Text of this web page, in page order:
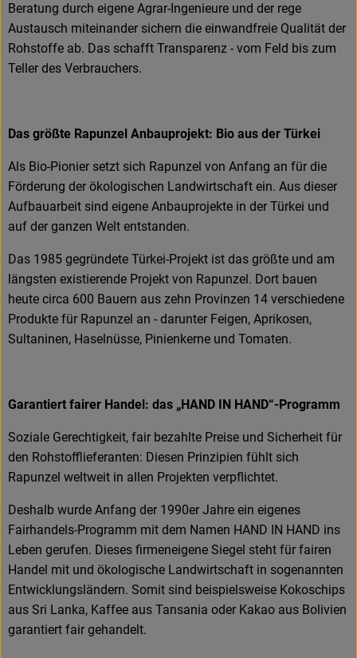
Beratung durch eigene Agrar-Ingenieure und der rege
Austausch miteinander sichern die einwandfreie Qualität der
Rohstoffe ab. Das schafft Transparenz - vom Feld bis zum
Teller des Verbrauchers.
Das größte Rapunzel Anbauprojekt: Bio aus der Türkei
Als Bio-Pionier setzt sich Rapunzel von Anfang an für die
Förderung der ökologischen Landwirtschaft ein. Aus dieser
Aufbauarbeit sind eigene Anbauprojekte in der Türkei und
auf der ganzen Welt entstanden.
Das 1985 gegründete Türkei-Projekt ist das größte und am
längsten existierende Projekt von Rapunzel. Dort bauen
heute circa 600 Bauern aus zehn Provinzen 14 verschiedene
Produkte für Rapunzel an - darunter Feigen, Aprikosen,
Sultaninen, Haselnüsse, Pinienkerne und Tomaten.
Garantiert fairer Handel: das „HAND IN HAND“-Programm
Soziale Gerechtigkeit, fair bezahlte Preise und Sicherheit für
den Rohstofflieferanten: Diesen Prinzipien fühlt sich
Rapunzel weltweit in allen Projekten verpflichtet.
Deshalb wurde Anfang der 1990er Jahre ein eigenes
Fairhandels-Programm mit dem Namen HAND IN HAND ins
Leben gerufen. Dieses firmeneigene Siegel steht für fairen
Handel mit und ökologische Landwirtschaft in sogenannten
Entwicklungsländern. Somit sind beispielsweise Kokoschips
aus Sri Lanka, Kaffee aus Tansania oder Kakao aus Bolivien
garantiert fair gehandelt.